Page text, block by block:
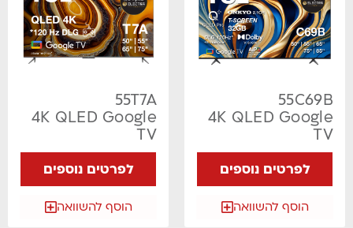
55C69B
4K QLED Google
TV
לפרטים נוספים
הוסף להשוואה
55T7A
4K QLED Google
TV
לפרטים נוספים
הוסף להשוואה